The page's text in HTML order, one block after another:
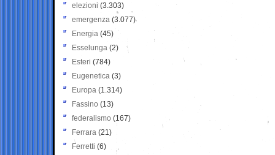
elezioni (3.303)
emergenza (3.077)
Energia (45)
Esselunga (2)
Esteri (784)
Eugenetica (3)
Europa (1.314)
Fassino (13)
federalismo (167)
Ferrara (21)
Ferretti (6)